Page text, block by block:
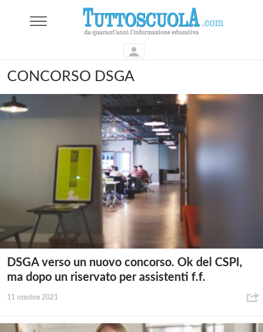
CONCORSO DSGA
DSGA verso un nuovo concorso. Ok del CSPI,
ma dopo un riservato per assistenti f.f.
11 ottobre 2021